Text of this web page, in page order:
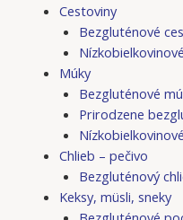
Cestoviny
Bezgluténové
Múky
Bezgluténové
Prirodzene
Chlieb – pečivo
Bezgluténový
Keksy, müsli, sneky